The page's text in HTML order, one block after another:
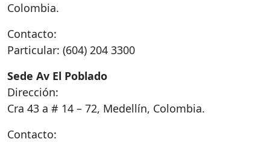
Colombia.
Contacto:
Particular: (604) 204 3300
Sede Av El Poblado
Dirección:
Cra 43 a # 14 – 72, Medellín, Colombia.
Contacto: